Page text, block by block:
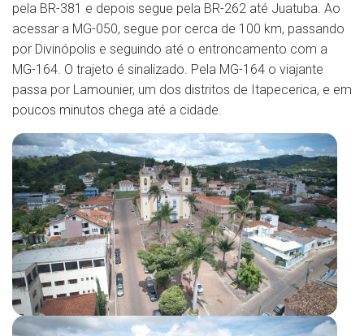
pela BR-381 e depois segue pela BR-262 até Juatuba. Ao
acessar a MG-050, segue por cerca de 100 km, passando
por Divinópolis e seguindo até o entroncamento com a
MG-164. O trajeto é sinalizado. Pela MG-164 o viajante
passa por Lamounier, um dos distritos de Itapecerica, e em
poucos minutos chega até a cidade.